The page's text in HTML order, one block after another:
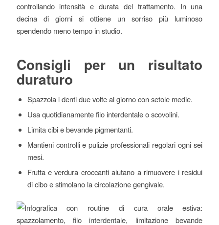
controllando intensità e durata del trattamento. In una
decina di giorni si ottiene un sorriso più luminoso
spendendo meno tempo in studio.
Consigli per un risultato
duraturo
Spazzola i denti due volte al giorno con setole medie.
Usa quotidianamente filo interdentale o scovolini.
Limita cibi e bevande pigmentanti.
Mantieni controlli e pulizie professionali regolari ogni sei
mesi.
Frutta e verdura croccanti aiutano a rimuovere i residui
di cibo e stimolano la circolazione gengivale.